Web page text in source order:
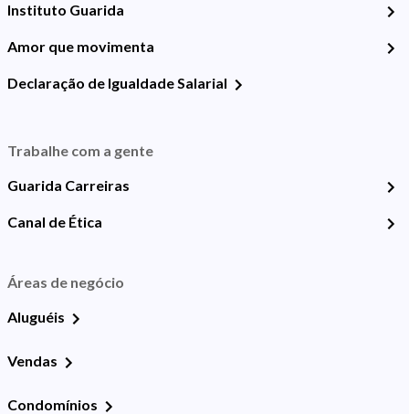
Instituto Guarida
Amor que movimenta
Declaração de Igualdade Salarial
Trabalhe com a gente
Guarida Carreiras
Canal de Ética
Áreas de negócio
Aluguéis
Vendas
Condomínios